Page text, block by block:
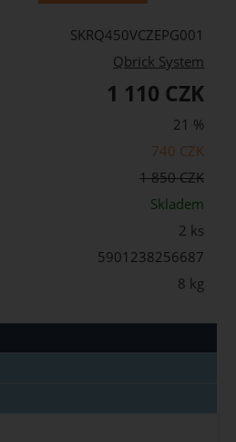
SKRQ450VCZEPG001
Qbrick System
1 110 CZK
21 %
740 CZK
1 850 CZK
Skladem
2 ks
5901238256687
8 kg